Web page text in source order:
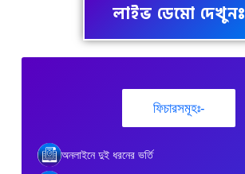
লাইভ ডেমো দেখুনঃ
ফিচারসমূহঃ-
অনলাইনে দুই ধরনের ভর্তি